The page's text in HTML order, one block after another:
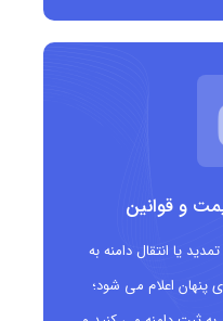
و سبک زندگی
و قوانین
یا انتقال دامنه به
اعلام می شود؛